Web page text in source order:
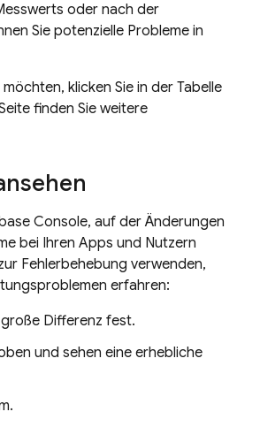
oder nach der
Sie potenzielle Probleme in
klicken Sie in der Tabelle
finden Sie weitere
Console, auf der Änderungen
bei Ihren Apps und Nutzern
Fehlerbehebung verwenden,
erfahren:
Differenz fest.
und sehen eine erhebliche